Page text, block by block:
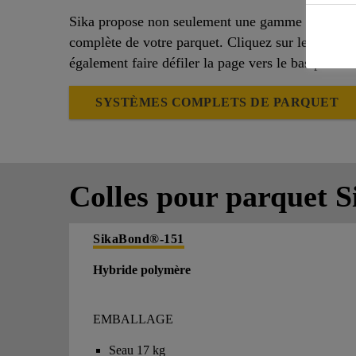
Sika propose non seulement une gamme de
complète de votre parquet. Cliquez sur le
également faire défiler la page vers le bas pour
SYSTÈMES COMPLETS DE PARQUET
Colles pour parquet
SikaBond®-151
Hybride polymère
EMBALLAGE
Seau 17 kg